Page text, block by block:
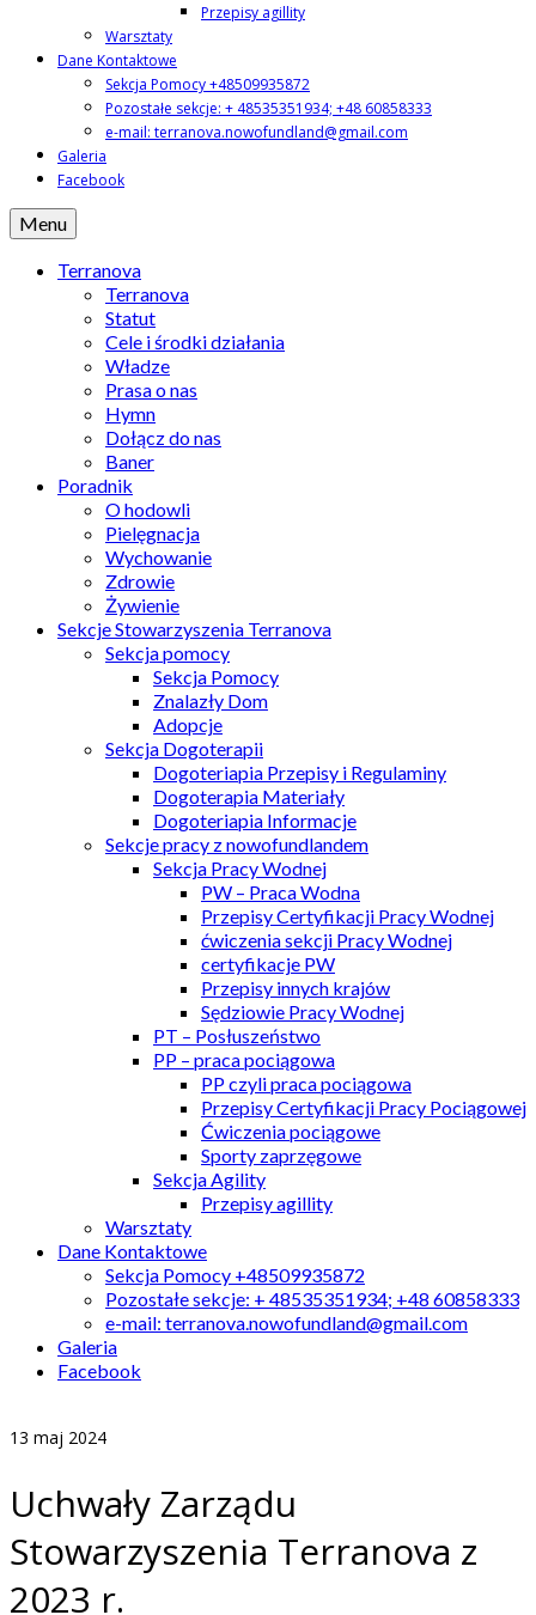
Przepisy agillity
Warsztaty
Dane Kontaktowe
Sekcja Pomocy +48509935872
Pozostałe sekcje: + 48535351934; +48 60858333
e-mail: terranova.nowofundland@gmail.com
Galeria
Facebook
Menu
Terranova
Terranova
Statut
Cele i środki działania
Władze
Prasa o nas
Hymn
Dołącz do nas
Baner
Poradnik
O hodowli
Pielęgnacja
Wychowanie
Zdrowie
Żywienie
Sekcje Stowarzyszenia Terranova
Sekcja pomocy
Sekcja Pomocy
Znalazły Dom
Adopcje
Sekcja Dogoterapii
Dogoteriapia Przepisy i Regulaminy
Dogoterapia Materiały
Dogoteriapia Informacje
Sekcje pracy z nowofundlandem
Sekcja Pracy Wodnej
PW – Praca Wodna
Przepisy Certyfikacji Pracy Wodnej
ćwiczenia sekcji Pracy Wodnej
certyfikacje PW
Przepisy innych krajów
Sędziowie Pracy Wodnej
PT – Posłuszeństwo
PP – praca pociągowa
PP czyli praca pociągowa
Przepisy Certyfikacji Pracy Pociągowej
Ćwiczenia pociągowe
Sporty zaprzęgowe
Sekcja Agility
Przepisy agillity
Warsztaty
Dane Kontaktowe
Sekcja Pomocy +48509935872
Pozostałe sekcje: + 48535351934; +48 60858333
e-mail: terranova.nowofundland@gmail.com
Galeria
Facebook
13 maj 2024
Uchwały Zarządu
Stowarzyszenia Terranova z
2023 r.